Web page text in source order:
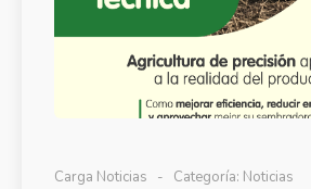
Carga Noticias Categoría: Noticias